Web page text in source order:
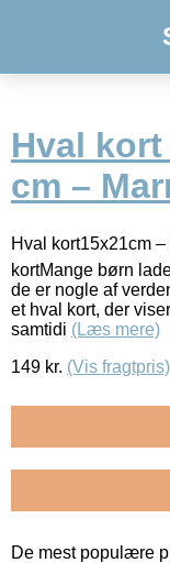
Hval
cm –
Hval kort15x21cm –
kortMange børn
de er nogle af
et hval kort, der
samtidi (Læs mere)
149 kr. (Vis fragtpris)
De mest populære